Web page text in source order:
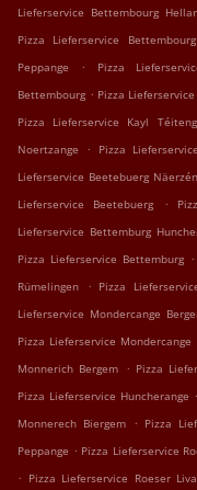
Lieferservice Bettembourg
Pizza Lieferservice
Peppange
. Pizza
Bettembourg . Pizza
Pizza Lieferservice Kayl Téiteng
Noertzange
. Pizza
Lieferservice Beetebuerg
Lieferservice Beetebuerg
.
Lieferservice Bettemburg
Pizza Lieferservice Bettemburg .
Rümelingen
. Pizza
Lieferservice Mondercange
Pizza Lieferservice Mondercange
Monnerich Bergem . Pizza
Pizza Lieferservice Huncherange .
Monnerech Biergem . Pizza
Peppange . Pizza Lieferservice
. Pizza Lieferservice Roeser